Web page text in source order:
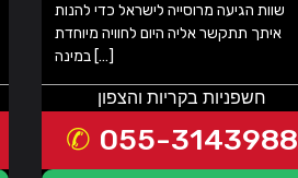
שוות הגיעה מרוסייה לישראל כדי להנות
איתך תתקשר אליה היום לחוויה מיוחדת
במינה […]
חשפניות בקריות והצפון
055-3143988